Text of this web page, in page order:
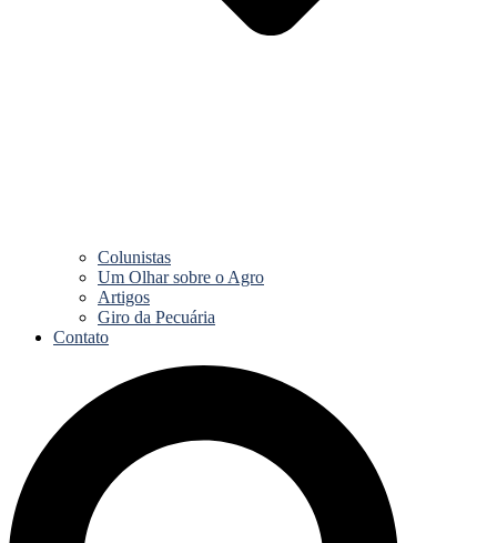
Colunistas
Um Olhar sobre o Agro
Artigos
Giro da Pecuária
Contato